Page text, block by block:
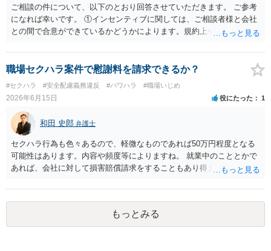
されません。 ５ 裁判をして、和解すれば和解金が入ります。 勝訴
判決を得て確定すれば、判決認容額を払ってもらいます。任意に支払
わない場合には、給与や預貯金、不動産などの財産を差押えます。
難易度によって変わります。また、現在は弁護士報酬は自由化されて
いますので、依頼する弁護士によっても費用は変わってきます。
ご相談の件について、以下のとおり回答させていただきます。 ご参考
になれば幸いです。 ①インセンティブに関しては、ご相談者様と会社
との間で合意ができているかどうかによります。規約上そのような合
は口頭でも成立しますが、裁判等で争点となった場合には録音等の証
拠がない限り立証が困難となり、請求が認められない可能性がござい
ます。 ②未払給与に関しては労務を提供しているのにもかかわらず支
払われていない場合は、契約違反となりますので請求可能かと存じま
す。 ③休日・時間外労働については、休日・時間外労働があったこと
を示す証拠があるかまずは確認する必要があるかと存じます。 ④パワ
ハラ・セクハラに関しては、具体的な言動の内容によって判断が分か
れますので、録音データやLINEでのやり取り等を確認する必要がある
かと存じます。 ⑤退職勧奨については退職する意思がないのであれば
きっぱりと断ればよく、解雇については不当な解雇である場合には解
雇無効を争うなどの対応が考えられます。 回答としては以上になりま
すが、まずは、資料一式をご持参いただき最寄りの法律事務所にご相
談するか、労働基準監督署に相談する等の対応をしていただくことが
職場セクハラ案件で慰謝料を請求できるか？
#セクハラ #安全配慮義務違反 #パワハラ #職場いじめ
2026年6月15日 役にたった 1
和田 史郎 弁護士
セクハラ行為も色々あるので、軽微なものであれば50万円程度となる
可能性はあります。内容や頻度等によりますね。 就業中のこととかで
あれば、会社に対して損害賠償請求をすることもあり得ます。
もっとみる